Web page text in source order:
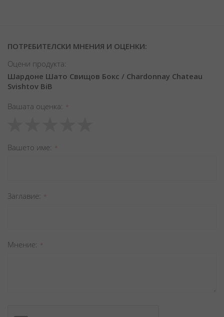
ПОТРЕБИТЕЛСКИ МНЕНИЯ И ОЦЕНКИ:
Оцени продукта:
Шардоне Шато Свищов Бокс / Chardonnay Chateau
Svishtov BiB
Вашата оценка
star
stars
stars
stars
stars
Вашето име
Заглавиe
Мнение